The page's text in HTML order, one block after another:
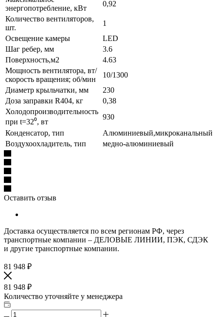
энергопотребление, кВт
0,92
Количество вентиляторов,
шт.
1
Освещение камеры
LED
Шаг ребер, мм
3.6
Поверхность,м2
4.63
Мощность вентилятора, вт/
скорость вращения; об/мин
10/1300
Диаметр крыльчатки, мм
230
Доза заправки R404, кг
0,38
Холодопроизводительность
при t=32⁰, вт
930
Конденсатор, тип
Алюминиевый,микроканальный
Воздухоохладитель, тип
медно-алюминиевый
Оставить отзыв
Доставка осуществляется по всем регионам РФ, через
транспортные компании – ДЕЛОВЫЕ ЛИНИИ, ПЭК, СДЭК
и другие транспортные компании.
81 948 ₽
81 948 ₽
Количество уточняйте у менеджера